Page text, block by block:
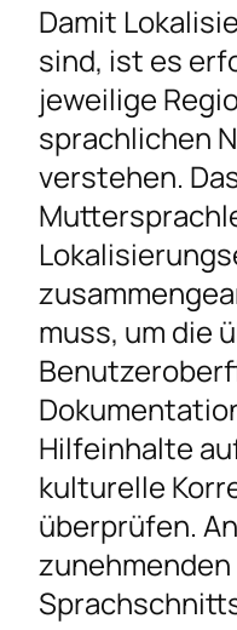
Damit
sind, ist es
jeweilige
sprachlichen
verstehen.
muss, um die
Hilfeinhalte
kulturelle
überprüfen.